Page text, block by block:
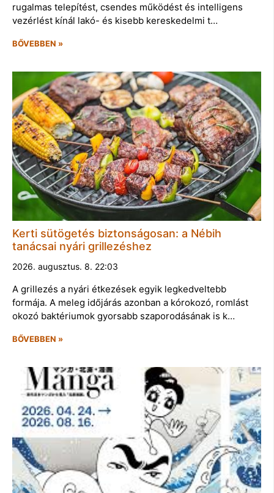
rugalmas telepítést, csendes működést és intelligens
vezérlést kínál lakó- és kisebb kereskedelmi t…
BŐVEBBEN »
Kerti sütögetés biztonságosan: a Nébih
tanácsai nyári grillezéshez
2026. augusztus. 8. 22:03
A grillezés a nyári étkezések egyik legkedveltebb
formája. A meleg időjárás azonban a kórokozó, romlást
okozó baktériumok gyorsabb szaporodásának is k…
BŐVEBBEN »